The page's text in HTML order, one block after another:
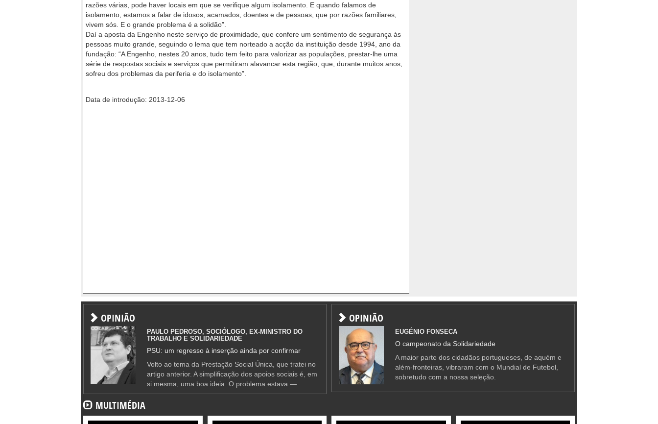
razões várias, pode haver locais em que se verifique algum isolamento. E quando falamos de
isolamento, estamos a falar de idosos, acamados, doentes e de pessoas, que por razões familiares,
vivem sós. E o grande problema é a solidão”.
Daí a aposta da Engenho neste serviço de proximidade, que confere um sentimento de segurança às
pessoas muito grande, seguindo o lema que tem norteado a acção da instituição desde 1994, ano da
fundação: “A Engenho, nestes 20 anos, tudo tem feito para valorizar as populações, prestar-lhe uma
série de respostas sociais e serviços que permitiram alavancar esta região, que, durante muitos anos,
sofreu dos problemas da periferia e do isolamento”.
Data de introdução: 2013-12-06
OPINIÃO
PAULO PEDROSO, SOCIÓLOGO, EX-MINISTRO DO
TRABALHO E SOLIDARIEDADE
PSU: um regresso à inserção ainda por confirmar
Volto ao tema da Prestação Social Única, que tratei no
artigo anterior. A simplificação dos apoios sociais é, em
si mesma, uma boa ideia. O problema estava —...
OPINIÃO
EUGÉNIO FONSECA
O campeonato da Solidariedade
A maior parte dos cidadãos portugueses, de aquém e
além-fronteiras, vibraram com o Mundial de Futebol,
sobretudo com a nossa seleção.
MULTIMÉDIA